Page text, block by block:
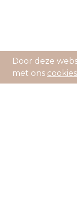
Door deze
met ons cookies